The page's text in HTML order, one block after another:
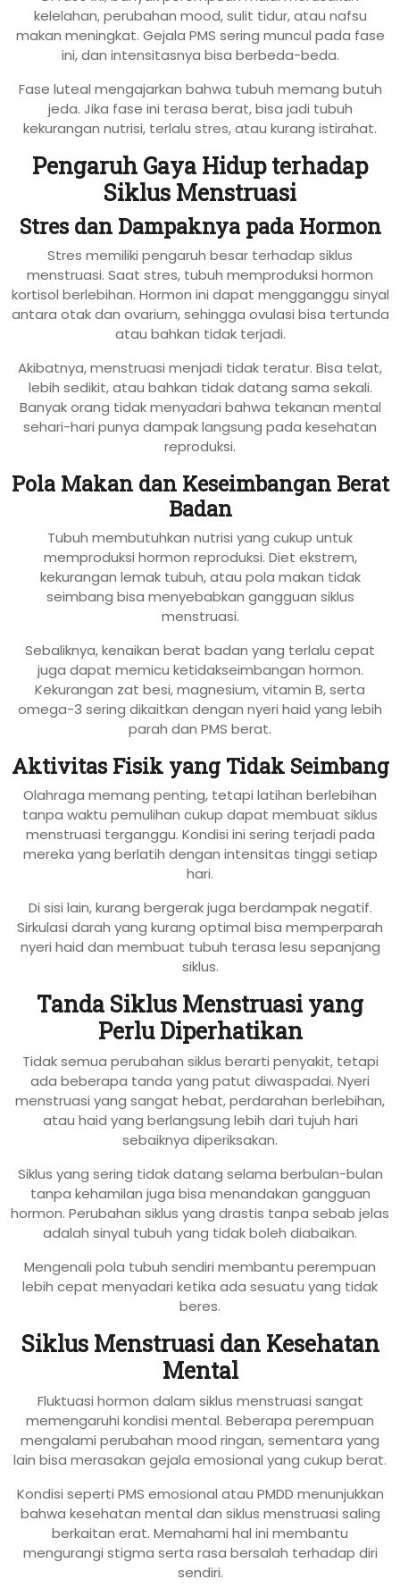
kelelahan, perubahan mood, sulit tidur, atau nafsu
makan meningkat. Gejala PMS sering muncul pada fase
ini, dan intensitasnya bisa berbeda-beda.
Fase luteal mengajarkan bahwa tubuh memang butuh
jeda. Jika fase ini terasa berat, bisa jadi tubuh
kekurangan nutrisi, terlalu stres, atau kurang istirahat.
Pengaruh Gaya Hidup terhadap
Siklus Menstruasi
Stres dan Dampaknya pada Hormon
Stres memiliki pengaruh besar terhadap siklus
menstruasi. Saat stres, tubuh memproduksi hormon
kortisol berlebihan. Hormon ini dapat mengganggu sinyal
antara otak dan ovarium, sehingga ovulasi bisa tertunda
atau bahkan tidak terjadi.
Akibatnya, menstruasi menjadi tidak teratur. Bisa telat,
lebih sedikit, atau bahkan tidak datang sama sekali.
Banyak orang tidak menyadari bahwa tekanan mental
sehari-hari punya dampak langsung pada kesehatan
reproduksi.
Pola Makan dan Keseimbangan Berat
Badan
Tubuh membutuhkan nutrisi yang cukup untuk
memproduksi hormon reproduksi. Diet ekstrem,
kekurangan lemak tubuh, atau pola makan tidak
seimbang bisa menyebabkan gangguan siklus
menstruasi.
Sebaliknya, kenaikan berat badan yang terlalu cepat
juga dapat memicu ketidakseimbangan hormon.
Kekurangan zat besi, magnesium, vitamin B, serta
omega-3 sering dikaitkan dengan nyeri haid yang lebih
parah dan PMS berat.
Aktivitas Fisik yang Tidak Seimbang
Olahraga memang penting, tetapi latihan berlebihan
tanpa waktu pemulihan cukup dapat membuat siklus
menstruasi terganggu. Kondisi ini sering terjadi pada
mereka yang berlatih dengan intensitas tinggi setiap
hari.
Di sisi lain, kurang bergerak juga berdampak negatif.
Sirkulasi darah yang kurang optimal bisa memperparah
nyeri haid dan membuat tubuh terasa lesu sepanjang
siklus.
Tanda Siklus Menstruasi yang
Perlu Diperhatikan
Tidak semua perubahan siklus berarti penyakit, tetapi
ada beberapa tanda yang patut diwaspadai. Nyeri
menstruasi yang sangat hebat, perdarahan berlebihan,
atau haid yang berlangsung lebih dari tujuh hari
sebaiknya diperiksakan.
Siklus yang sering tidak datang selama berbulan-bulan
tanpa kehamilan juga bisa menandakan gangguan
hormon. Perubahan siklus yang drastis tanpa sebab jelas
adalah sinyal tubuh yang tidak boleh diabaikan.
Mengenali pola tubuh sendiri membantu perempuan
lebih cepat menyadari ketika ada sesuatu yang tidak
beres.
Siklus Menstruasi dan Kesehatan
Mental
Fluktuasi hormon dalam siklus menstruasi sangat
memengaruhi kondisi mental. Beberapa perempuan
mengalami perubahan mood ringan, sementara yang
lain bisa merasakan gejala emosional yang cukup berat.
Kondisi seperti PMS emosional atau PMDD menunjukkan
bahwa kesehatan mental dan siklus menstruasi saling
berkaitan erat. Memahami hal ini membantu
mengurangi stigma serta rasa bersalah terhadap diri
sendiri.